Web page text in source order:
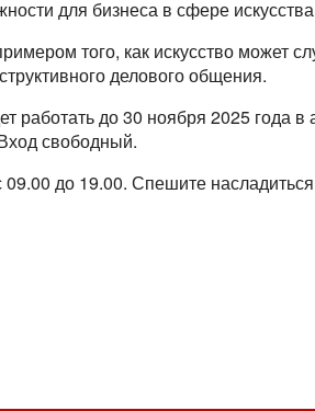
для бизнеса в сфере искусства
того, как искусство может
делового общения.
работать до 30 ноября 2025 года
свободный.
до 19.00. Спешите